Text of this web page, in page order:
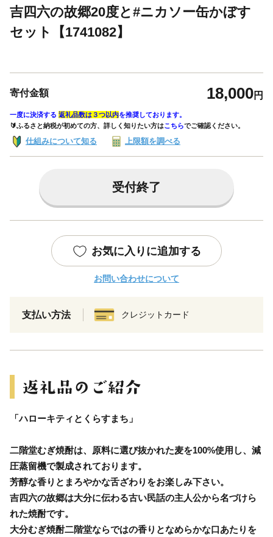
吉四六の故郷20度と#ニカソー缶かぼす
セット【1741082】
寄付金額 18,000円
一度に決済する 返礼品数は３つ以内を推奨しております。
🔰ふるさと納税が初めての方、詳しく知りたい方はこちらでご確認ください。
仕組みについて知る 上限額を調べる
受付終了
お気に入りに追加する
お問い合わせについて
支払い方法 クレジットカード
「ハローキティとくらすまち」
二階堂むぎ焼酎は、原料に選び抜かれた麦を100%使用し、減
圧蒸留機で製成されております。
芳醇な香りとまろやかな舌ざわりをお楽しみ下さい。
吉四六の故郷は大分に伝わる古い民話の主人公から名づけら
れた焼酎です。
大分むぎ焼酎二階堂ならではの香りとなめらかな口あたりを